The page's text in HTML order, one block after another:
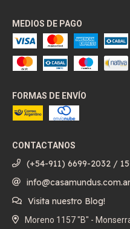
MEDIOS DE PAGO
FORMAS DE ENVÍO
CONTACTANOS
(+54-911) 6699-2032 /
info@casamundus.com.ar
Visita nuestro Blog!
Moreno 1157 "B" -